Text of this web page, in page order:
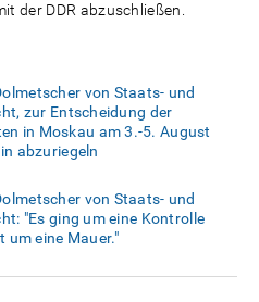
der DDR abzuschließen.
von Staats- und
zur Entscheidung der
in Moskau am 3.-5. August
abzuriegeln
von Staats- und
"Es ging um eine Kontrolle
um eine Mauer."